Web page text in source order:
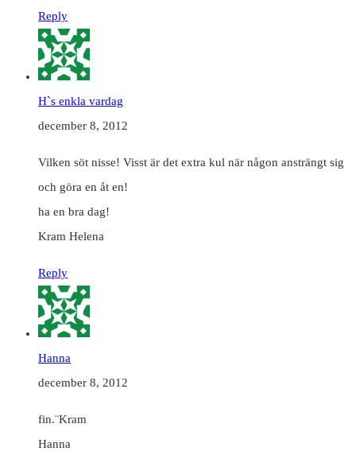
Reply
H`s enkla vardag
december 8, 2012
Vilken söt nisse! Visst är det extra kul när någon ansträngt sig
och göra en åt en!
ha en bra dag!
Kram Helena
Reply
Hanna
december 8, 2012
fin.¨Kram
Hanna